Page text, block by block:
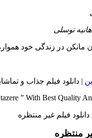
توسلی
مانکن در زندگی خود
| دانلود فیلم جذاب و
” With Best Quality
منتظره